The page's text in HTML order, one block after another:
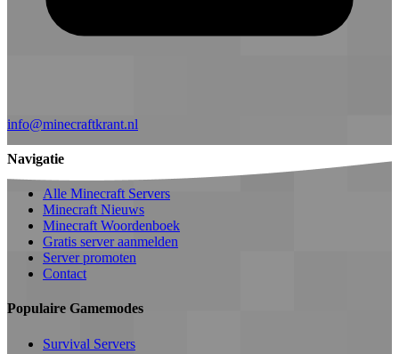
info@minecraftkrant.nl
Navigatie
Alle Minecraft Servers
Minecraft Nieuws
Minecraft Woordenboek
Gratis server aanmelden
Server promoten
Contact
Populaire Gamemodes
Survival Servers